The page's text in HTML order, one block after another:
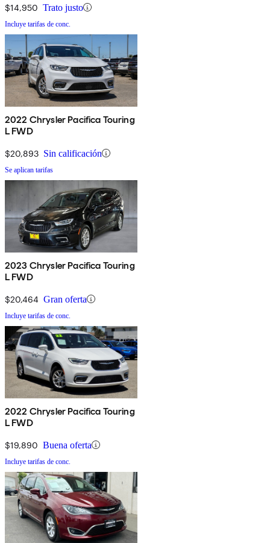
$14,950 Trato justo
Incluye tarifas de conc.
2022 Chrysler Pacifica Touring
L FWD
$20,893 Sin calificación
Se aplican tarifas
2023 Chrysler Pacifica Touring
L FWD
$20,464 Gran oferta
Incluye tarifas de conc.
2022 Chrysler Pacifica Touring
L FWD
$19,890 Buena oferta
Incluye tarifas de conc.